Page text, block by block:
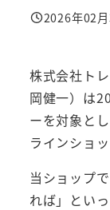
投稿日
2026年02
株式会社ト
岡健一）は
ーを対象と
ラインショ
当ショップ
れば」とい